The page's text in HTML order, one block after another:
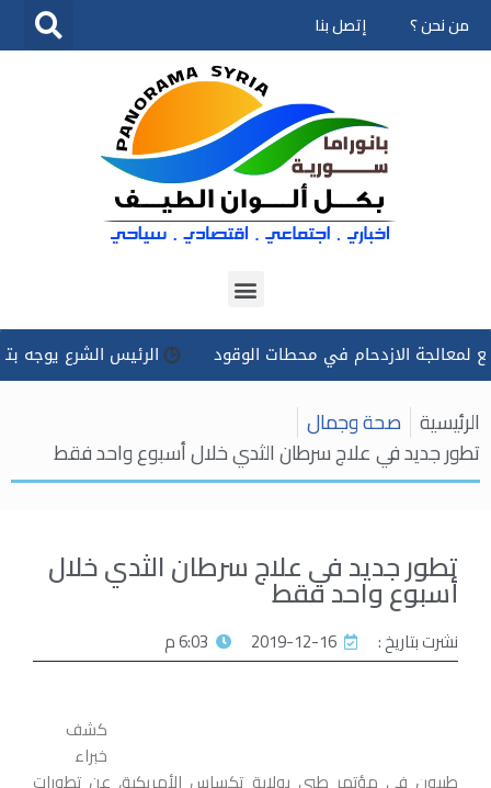
تخطى
من نحن ؟ إتصل بنا
الازدحام في محطات الوقود الرئيس الشرع يوجه
الرئيسية صحة وجمال
تطور جديد في علاج سرطان الثدي خلال أسبوع واحد فقط
تطور جديد في علاج سرطان الثدي خلال
أسبوع واحد فقط
نشرت بتاريخ : 2019-12-16 6:03 م
كشف
خبراء